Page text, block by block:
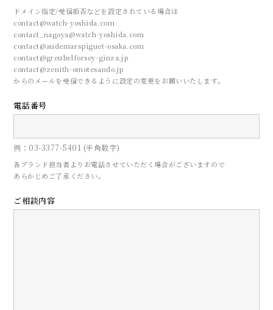
来店予約
ドメイン指定/受信拒否などを設定されている場合は
contact@watch-yoshida.com
contact_nagoya@watch-yoshida.com
contact@audemarspiguet-osaka.com
contact@greubelforsey-ginza.jp
contact@zenith-omotesando.jp
からのメールを受信できるように設定の変更をお願いいたします。
電話番号
例：03-3377-5401 (半角数字)
各ブランド担当者よりお電話させていただく場合がございますので
あらかじめご了承ください。
ご相談内容